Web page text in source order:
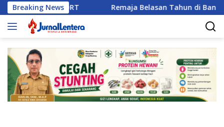
Langsung
ke
konten
Breaking News
KDRT Remaja Belasan Tahun di Banggai Jadi